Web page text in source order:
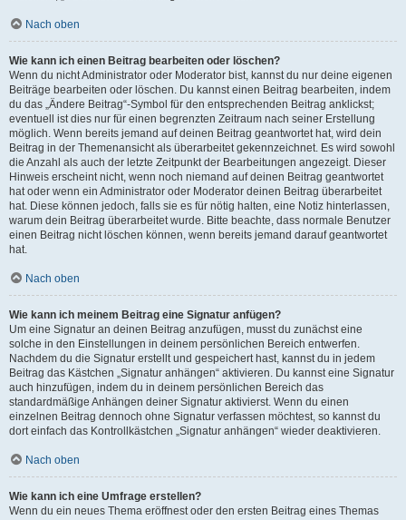
Nach oben
Wie kann ich einen Beitrag bearbeiten oder löschen?
Wenn du nicht Administrator oder Moderator bist, kannst du nur deine eigenen
Beiträge bearbeiten oder löschen. Du kannst einen Beitrag bearbeiten, indem
du das „Ändere Beitrag“-Symbol für den entsprechenden Beitrag anklickst;
eventuell ist dies nur für einen begrenzten Zeitraum nach seiner Erstellung
möglich. Wenn bereits jemand auf deinen Beitrag geantwortet hat, wird dein
Beitrag in der Themenansicht als überarbeitet gekennzeichnet. Es wird sowohl
die Anzahl als auch der letzte Zeitpunkt der Bearbeitungen angezeigt. Dieser
Hinweis erscheint nicht, wenn noch niemand auf deinen Beitrag geantwortet
hat oder wenn ein Administrator oder Moderator deinen Beitrag überarbeitet
hat. Diese können jedoch, falls sie es für nötig halten, eine Notiz hinterlassen,
warum dein Beitrag überarbeitet wurde. Bitte beachte, dass normale Benutzer
einen Beitrag nicht löschen können, wenn bereits jemand darauf geantwortet
hat.
Nach oben
Wie kann ich meinem Beitrag eine Signatur anfügen?
Um eine Signatur an deinen Beitrag anzufügen, musst du zunächst eine
solche in den Einstellungen in deinem persönlichen Bereich entwerfen.
Nachdem du die Signatur erstellt und gespeichert hast, kannst du in jedem
Beitrag das Kästchen „Signatur anhängen“ aktivieren. Du kannst eine Signatur
auch hinzufügen, indem du in deinem persönlichen Bereich das
standardmäßige Anhängen deiner Signatur aktivierst. Wenn du einen
einzelnen Beitrag dennoch ohne Signatur verfassen möchtest, so kannst du
dort einfach das Kontrollkästchen „Signatur anhängen“ wieder deaktivieren.
Nach oben
Wie kann ich eine Umfrage erstellen?
Wenn du ein neues Thema eröffnest oder den ersten Beitrag eines Themas